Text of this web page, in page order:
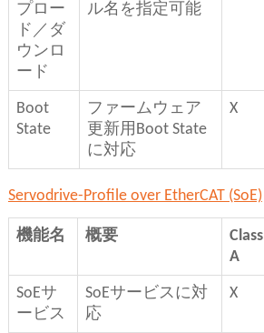
プロー
ド／ダ
ウンロ
ード
ル名を指定可能
Boot
State
ファームウェア
更新用Boot State
に対応
X
Servodrive-Profile over EtherCAT (SoE)
機能名 概要
Class
A
SoEサ
ービス
SoEサービスに対
応
X